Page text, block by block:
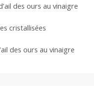
des ours au vinaigre
cristallisées
des ours au vinaigre